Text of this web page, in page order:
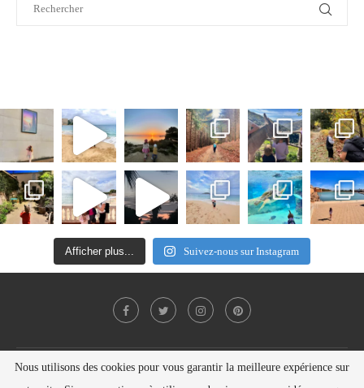
Afficher plus... Suivez-nous sur Instagram
Politique de confidentialité Contact
Nous utilisons des cookies pour vous garantir la meilleure expérience sur